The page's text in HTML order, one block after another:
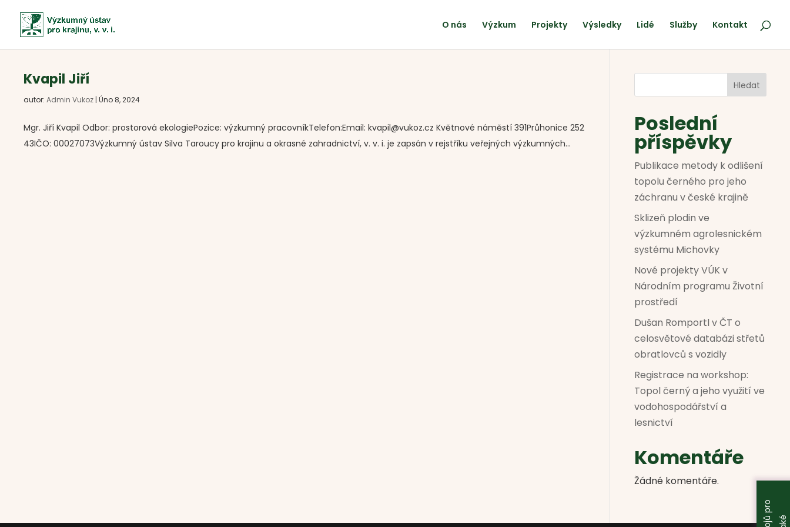
O nás Výzkum Projekty Výsledky Lidé Služby Kontakt
Kvapil Jiří
autor:Admin Vukoz |Úno 8, 2024
Mgr. Jiří Kvapil Odbor: prostorová ekologiePozice: výzkumný pracovníkTelefon:Email: kvapil@vukoz.cz Květnové náměstí 391Průhonice 252
43IČO: 00027073Výzkumný ústav Silva Taroucy pro krajinu a okrasné zahradnictví, v. v. i. je zapsán v rejstříku veřejných výzkumných...
Hledat
Poslední
příspěvky
Publikace metody k odlišení
topolu černého pro jeho
záchranu v české krajině
Sklizeň plodin ve
výzkumném agrolesnickém
systému Michovky
Nové projekty VÚK v
Národním programu Životní
prostředí
Dušan Romportl v ČT o
celosvětové databázi střetů
obratlovců s vozidly
Registrace na workshop:
Topol černý a jeho využití ve
vodohospodářství a
lesnictví
Komentáře
Žádné komentáře.